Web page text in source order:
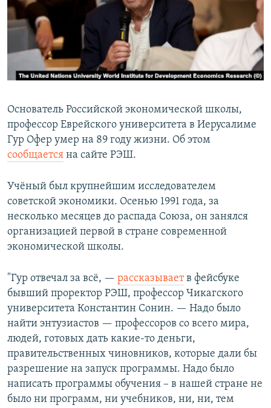
РАСПИСАНИЕ ВЕЩАНИЯ
ПОДПИШИТЕСЬ НА РАССЫЛКУ
СОЦИАЛЬНЫЕ СЕТИ
Все сайты РСЕ/РС
Основатель Российской экономической школы,
профессор Еврейского университета в Иерусалиме
Гур Офер умер на 89 году жизни. Об этом
сообщается на сайте РЭШ.
Учёный был крупнейшим исследователем
советской экономики. Осенью 1991 года, за
несколько месяцев до распада Союза, он занялся
организацией первой в стране современной
экономической школы.
"Гур отвечал за всё, — рассказываетв фейсбуке
бывший проректор РЭШ, профессор Чикагского
университета Константин Сонин. — Надо было
найти энтузиастов — профессоров со всего мира,
людей, готовых дать какие-то деньги,
правительственных чиновников, которые дали бы
разрешение на запуск программы. Надо было
написать программы обучения – в нашей стране не
было ни программ, ни учебников, ни, ни, тем